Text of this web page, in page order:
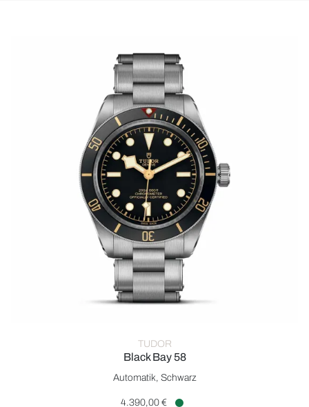
ROLEX
UHREN
SCHMUCK
HOCHZEIT
ACCESSOIRES
ÜBER UNS
TUDOR
Black Bay 58
TUDOR Black Bay 58, Ref: M79030N-0001, Preis: 4.390,00
Automatik, Schwarz
4.390,00 €